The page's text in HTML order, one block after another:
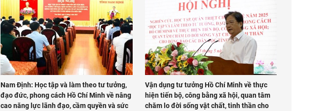
Nam Định: Học tập và làm theo tư tưởng,
đạo đức, phong cách Hồ Chí Minh về nâng
cao năng lực lãnh đạo, cầm quyền và sức
Vận dụng tư tưởng Hồ Chí Minh về thực
hiện tiến bộ, công bằng xã hội, quan tâm
chăm lo đời sống vật chất, tinh thần cho